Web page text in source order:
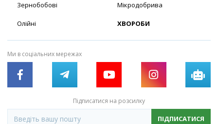
Зернобобові
Олійні
Мікродобрива
ХВОРОБИ
Ми в соціальних мережах
Підписатися на розсилку
ПІДПИСАТИСЯ